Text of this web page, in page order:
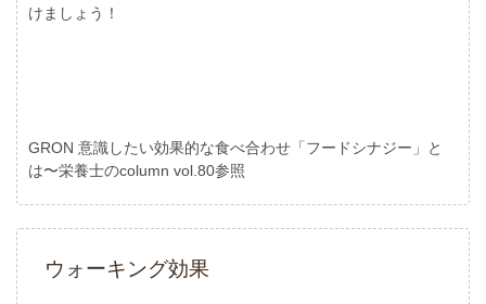
けましょう！
GRON 意識したい効果的な食べ合わせ「フードシナジー」と
は〜栄養士のcolumn vol.80参照
ウォーキング効果